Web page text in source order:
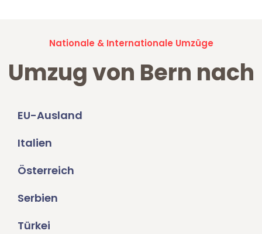
Nationale & Internationale Umzüge
Umzug von Bern nach
EU-Ausland
Italien
Österreich
Serbien
Türkei